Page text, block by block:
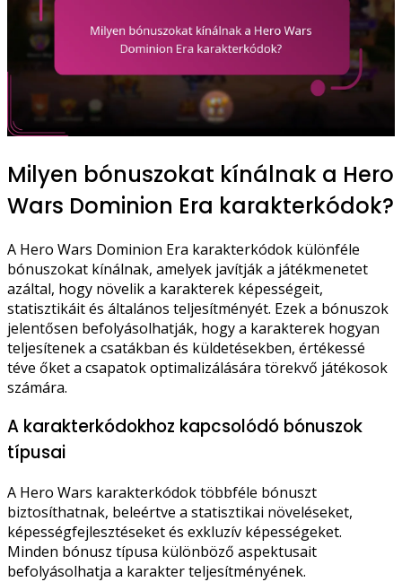
Milyen bónuszokat kínálnak a Hero
Wars Dominion Era karakterkódok?
A Hero Wars Dominion Era karakterkódok különféle
bónuszokat kínálnak, amelyek javítják a játékmenetet
azáltal, hogy növelik a karakterek képességeit,
statisztikáit és általános teljesítményét. Ezek a bónuszok
jelentősen befolyásolhatják, hogy a karakterek hogyan
teljesítenek a csatákban és küldetésekben, értékessé
téve őket a csapatok optimalizálására törekvő játékosok
számára.
A karakterkódokhoz kapcsolódó bónuszok
típusai
A Hero Wars karakterkódok többféle bónuszt
biztosíthatnak, beleértve a statisztikai növeléseket,
képességfejlesztéseket és exkluzív képességeket.
Minden bónusz típusa különböző aspektusait
befolyásolhatja a karakter teljesítményének.